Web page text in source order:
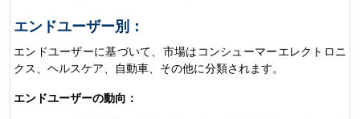
エンドユーザー別：
エンドユーザーに基づいて、市場はコンシューマーエレクトロニ
クス、ヘルスケア、自動車、その他に分類されます。
エンドユーザーの動向：